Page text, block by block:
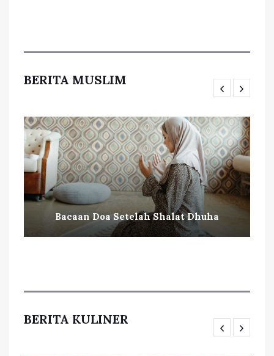
BERITA MUSLIM
Bacaan Doa Setelah Shalat Dhuha
BERITA KULINER